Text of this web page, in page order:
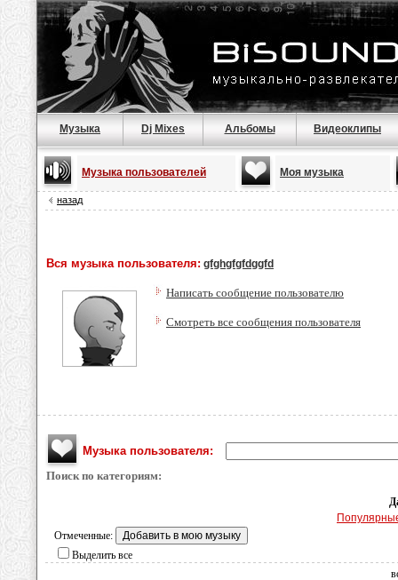
Музыка Dj Mixes Альбомы Видеоклипы
Музыка пользователей Моя музыка
назад
Вся музыка пользователя: gfghgfgfdggfd
Написать сообщение пользователю
Смотреть все сообщения пользователя
Музыка пользователя:
Поиск по категориям:
Отмеченные:
Выделить все